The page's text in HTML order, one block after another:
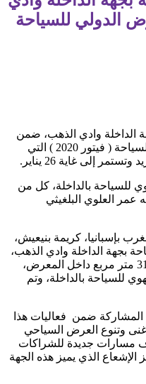
الدولي للسياحة
الداخلة وادي الذهب، ضمن
فعاليات الدورة 40 المعرض الدولي للسياحة ( فيتور 2020 ) التي
إلى غاية 26 يناير.
للسياحة بالداخلة، كل من
عمر العلوي البلغيثي
بإسبانيا، كريمة بنيعيش،
بجهة الداخلة وادي الذهب،
برواق المغرب الممتد على مساحة 313 متر مربع داخل المعرض،
للسياحة بالداخلة، وتم
ضمن فعاليات هذا
وتنوع العرض السياحي
مسارات جديدة للشراكات
الذي يميز هذه الجهة